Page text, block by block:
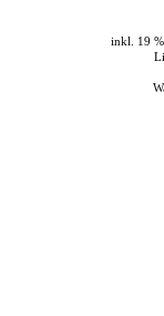
inkl. 19